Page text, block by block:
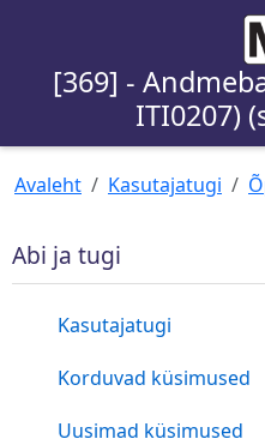
[369] -
ITI0207)
Avaleht Kasutajatugi
Abi ja tugi
Kasutajatugi
Korduvad küsimused
Uusimad küsimused